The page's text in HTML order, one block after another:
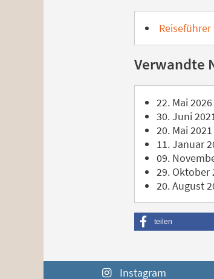
Verwandte
22. Mai 2026
30. Juni
20. Mai 2021
11. Januar
09.
29. Oktober
20. August
teilen
Instagram